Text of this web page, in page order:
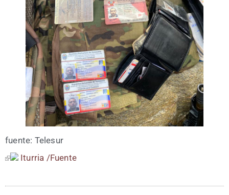
fuen­te: Telesur
Itu­rria /​Fuen­te